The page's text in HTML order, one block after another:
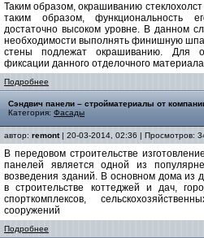
Таким образом, окрашиванию
таким образом, функциональность
достаточно высоком уровне. В данном
необходимости выполнять финишную
стены подлежат окрашиванию. Для
фиксации данного отделочного
Подробнее
Сэндвич панели – стройматериалы от
Категория: Фасады
автор: remont| 20-03-2014, 02:36 | Просмотров:
В передовом строительстве
панелей является одной из
возведения зданий. В основном дома из
в строительстве коттеджей и дач,
спорткомплексов,
сооружений
Подробнее